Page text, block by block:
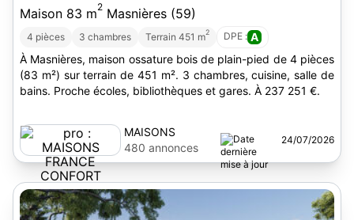
Maison 83 m2 Masnières (59)
4 pièces 3 chambres Terrain 451 m2 DPE : A
À Masnières, maison ossature bois de plain-pied de 4 pièces
(83 m²) sur terrain de 451 m². 3 chambres, cuisine, salle de
bains. Proche écoles, bibliothèques et gares. À 237 251 €.
MAISONS
FRANCE
CONFORT
480 annonces
24/07/2026